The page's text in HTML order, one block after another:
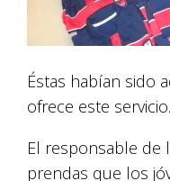
Éstas habían sido
ofrece este servicio.
El responsable de
prendas que los